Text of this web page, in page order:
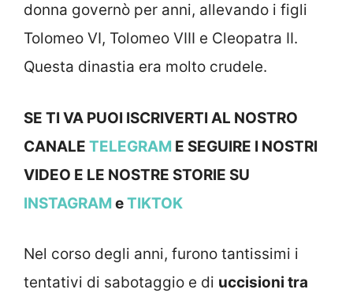
donna governò per anni, allevando i figli
Tolomeo VI, Tolomeo VIII e Cleopatra II.
Questa dinastia era molto crudele.
SE TI VA PUOI ISCRIVERTI AL NOSTRO
CANALE TELEGRAM E SEGUIRE I NOSTRI
VIDEO E LE NOSTRE STORIE SU
INSTAGRAMeTIKTOK
Nel corso degli anni, furono tantissimi i
tentativi di sabotaggio e di uccisioni tra